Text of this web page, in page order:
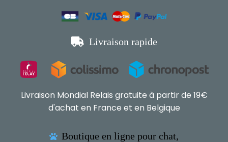
 Livraison rapide
Livraison Mondial Relais gratuite à partir de 19€
d'achat en France et en Belgique
 Boutique en ligne pour chat,